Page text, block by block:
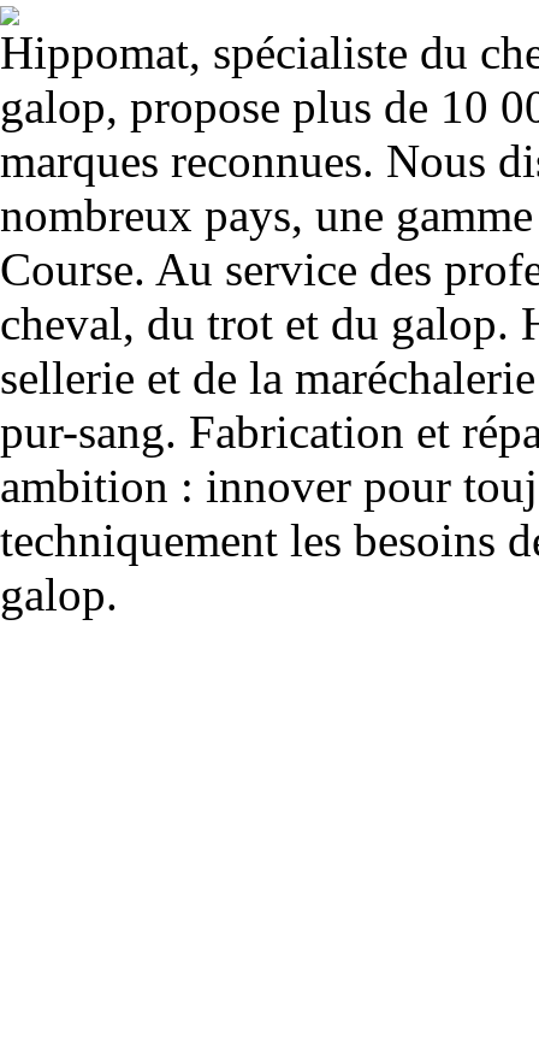
Hippomat, spécialiste du
galop, propose plus de 10
marques reconnues. Nous
nombreux pays, une
Course. Au service des
cheval, du trot et du galop.
sellerie et de la
pur-sang. Fabrication et
ambition : innover pour
techniquement les besoins
galop.